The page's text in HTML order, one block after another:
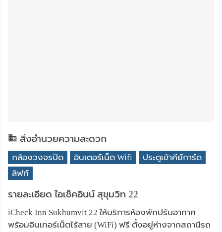
สิ่งอำนวยความสะดวก
กล้องวงจรปิด อินเตอร์เน็ต Wifi
ประตูเข้าคีย์การ์ด
ลิฟท์
รายละเอียด ไอเช็คอินน์ สุขุมวิท 22
iCheck Inn Sukhumvit 22 ให้บริการห้องพักปรับอากาศ
พร้อมอินเทอร์เน็ตไร้สาย (WiFi) ฟรี ตั้งอยู่ห่างจากสถานีรถ